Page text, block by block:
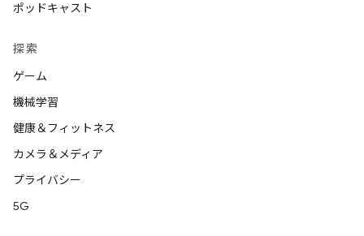
ポッドキャスト
探索
ゲーム
機械学習
健康＆フィットネス
カメラ＆メディア
プライバシー
5G